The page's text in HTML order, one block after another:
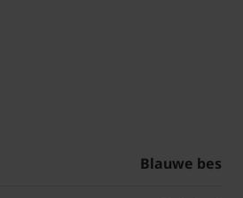
Blauwe bes